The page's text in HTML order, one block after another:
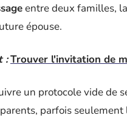
entre deux familles,
épouse.
:Trouver l'invitation de
un protocole vide de
parfois seulement